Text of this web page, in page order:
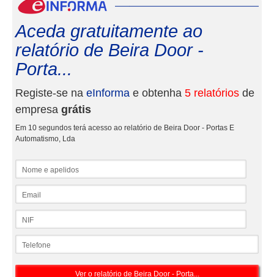
Aceda gratuitamente ao
relatório de Beira Door -
Porta...
Registe-se na eInforma e obtenha 5 relatórios de
empresa grátis
Em 10 segundos terá acesso ao relatório de Beira Door - Portas E
Automatismo, Lda